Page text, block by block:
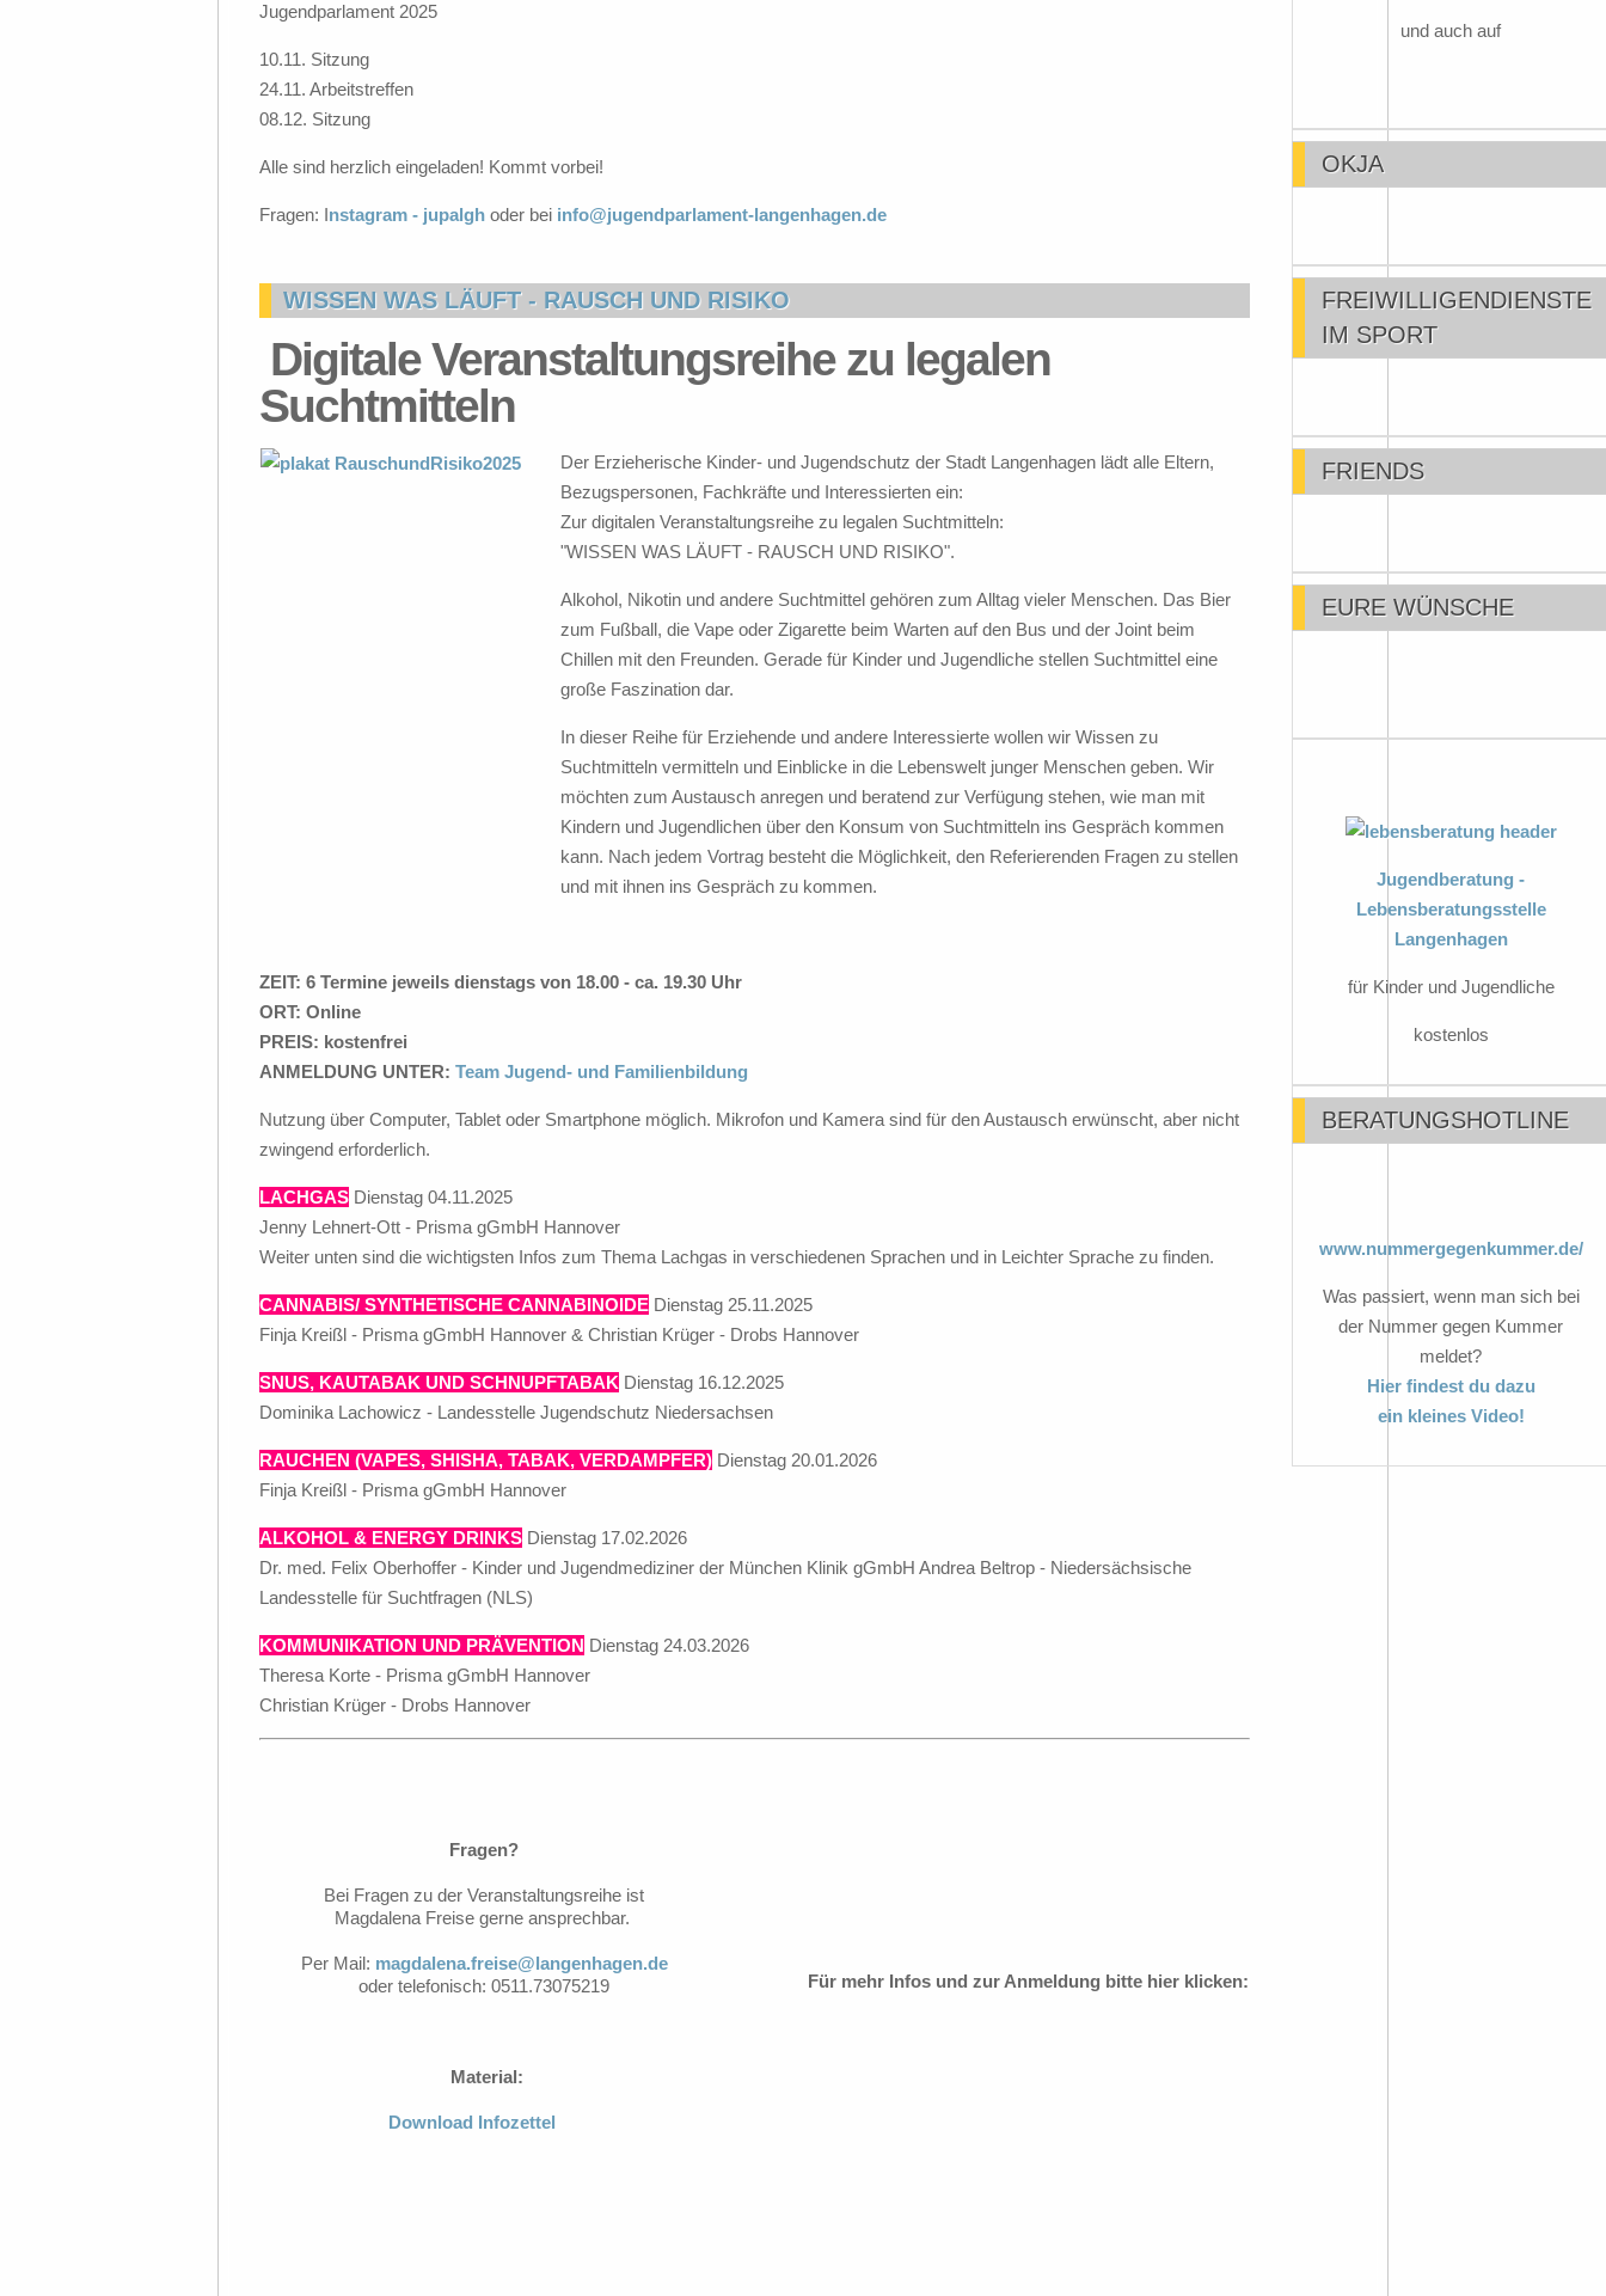
Jugendparlament 2025
10.11. Sitzung
24.11. Arbeitstreffen
08.12. Sitzung
Alle sind herzlich eingeladen! Kommt vorbei!
Fragen: Instagram - jupalgh oder bei info@jugendparlament-langenhagen.de
WISSEN WAS LÄUFT - RAUSCH UND RISIKO
Digitale Veranstaltungsreihe zu legalen
Suchtmitteln
Der Erzieherische Kinder- und Jugendschutz der Stadt Langenhagen lädt alle Eltern,
Bezugspersonen, Fachkräfte und Interessierten ein:
Zur digitalen Veranstaltungsreihe zu legalen Suchtmitteln:
"WISSEN WAS LÄUFT - RAUSCH UND RISIKO".
Alkohol, Nikotin und andere Suchtmittel gehören zum Alltag vieler Menschen. Das Bier
zum Fußball, die Vape oder Zigarette beim Warten auf den Bus und der Joint beim
Chillen mit den Freunden. Gerade für Kinder und Jugendliche stellen Suchtmittel eine
große Faszination dar.
In dieser Reihe für Erziehende und andere Interessierte wollen wir Wissen zu
Suchtmitteln vermitteln und Einblicke in die Lebenswelt junger Menschen geben. Wir
möchten zum Austausch anregen und beratend zur Verfügung stehen, wie man mit
Kindern und Jugendlichen über den Konsum von Suchtmitteln ins Gespräch kommen
kann. Nach jedem Vortrag besteht die Möglichkeit, den Referierenden Fragen zu stellen
und mit ihnen ins Gespräch zu kommen.
ZEIT: 6 Termine jeweils dienstags von 18.00 - ca. 19.30 Uhr
ORT: Online
PREIS: kostenfrei
ANMELDUNG UNTER: Team Jugend- und Familienbildung
Nutzung über Computer, Tablet oder Smartphone möglich. Mikrofon und Kamera sind für den Austausch erwünscht, aber nicht
zwingend erforderlich.
LACHGAS Dienstag 04.11.2025
Jenny Lehnert-Ott - Prisma gGmbH Hannover
Weiter unten sind die wichtigsten Infos zum Thema Lachgas in verschiedenen Sprachen und in Leichter Sprache zu finden.
CANNABIS/ SYNTHETISCHE CANNABINOIDE Dienstag 25.11.2025
Finja Kreißl - Prisma gGmbH Hannover & Christian Krüger - Drobs Hannover
SNUS, KAUTABAK UND SCHNUPFTABAK Dienstag 16.12.2025
Dominika Lachowicz - Landesstelle Jugendschutz Niedersachsen
RAUCHEN (VAPES, SHISHA, TABAK, VERDAMPFER) Dienstag 20.01.2026
Finja Kreißl - Prisma gGmbH Hannover
ALKOHOL & ENERGY DRINKS Dienstag 17.02.2026
Dr. med. Felix Oberhoffer - Kinder und Jugendmediziner der München Klinik gGmbH Andrea Beltrop - Niedersächsische
Landesstelle für Suchtfragen (NLS)
KOMMUNIKATION UND PRÄVENTION Dienstag 24.03.2026
Theresa Korte - Prisma gGmbH Hannover
Christian Krüger - Drobs Hannover
Fragen?
Bei Fragen zu der Veranstaltungsreihe ist
Magdalena Freise gerne ansprechbar.
Per Mail: magdalena.freise@langenhagen.de
oder telefonisch: 0511.73075219
Material:
Download Infozettel
Für mehr Infos und zur Anmeldung bitte hier klicken:
und auch auf
OKJA
FREIWILLIGENDIENSTE
IM SPORT
FRIENDS
EURE WÜNSCHE
Jugendberatung -
Lebensberatungsstelle
Langenhagen
für Kinder und Jugendliche
kostenlos
BERATUNGSHOTLINE
www.nummergegenkummer.de/
Was passiert, wenn man sich bei
der Nummer gegen Kummer
meldet?
Hier findest du dazu
ein kleines Video!